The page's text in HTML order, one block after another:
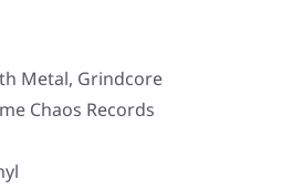
Metal, Grindcore
Chaos Records